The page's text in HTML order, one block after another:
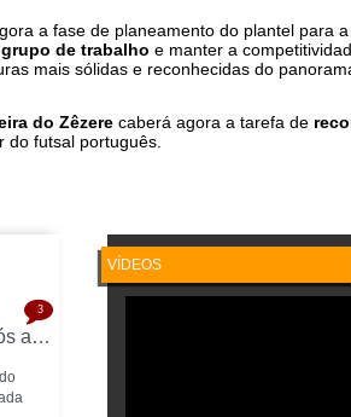
a fase de planeamento do plantel para
de trabalho e manter a
mais sólidas e reconhecidas do
do Zêzere caberá agora a tarefa de
futsal português.
Sissi termina ligação ao AD Fundão duas semanas após apresentação e é reforço da UPVN para 2026/2027
3
VÍDEOS